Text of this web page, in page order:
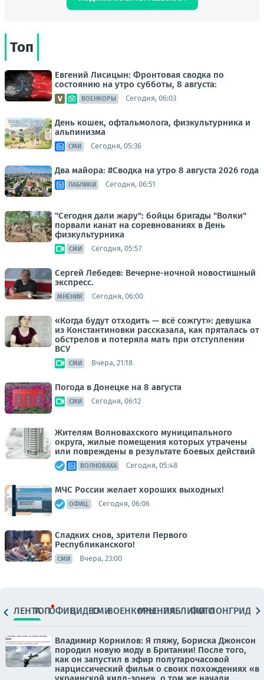
Топ
Евгений Лисицын: Фронтовая сводка по
состоянию на утро субботы, 8 августа:
ВОЕНКОРЫ Сегодня, 06:03
День кошек, офтальмолога, физкультурника и
альпинизма
СМИ Сегодня, 05:36
Два майора: #Сводка на утро 8 августа 2026 года
ПАБЛИКИ Сегодня, 06:51
"Сегодня дали жару": бойцы бригады "Волки"
порвали канат на соревнованиях в День
физкультурника
СМИ Сегодня, 05:57
Сергей Лебедев: Вечерне-ночной новостишный
экспресс.
МНЕНИЯ Сегодня, 06:00
«Когда будут отходить — всё сожгут»: девушка
из Константиновки рассказала, как пряталась от
обстрелов и потеряла мать при отступлении
ВСУ
СМИ Вчера, 21:18
Погода в Донецке на 8 августа
СМИ Сегодня, 06:12
Жителям Волновахского муниципального
округа, жилые помещения которых утрачены
или повреждены в результате боевых действий
ВОЛНОВАХА Сегодня, 05:48
МЧС России желает хороших выходных!
ОФИЦ. Сегодня, 06:06
Сладких снов, зрители Первого
Республиканского!
СМИ Вчера, 23:00
ЛЕНТАТОПОФИЦ.ВИДЕОСМИВОЕНКОРЫМНЕНИЯПАБЛИКИ
ФОТОЛОНГРИДЫ
Владимир Корнилов: Я гляжу, Бориска Джонсон
породил новую моду в Британии! После того,
как он запустил в эфир полутарочасовой
нарциссический фильм о своих похождениях «в